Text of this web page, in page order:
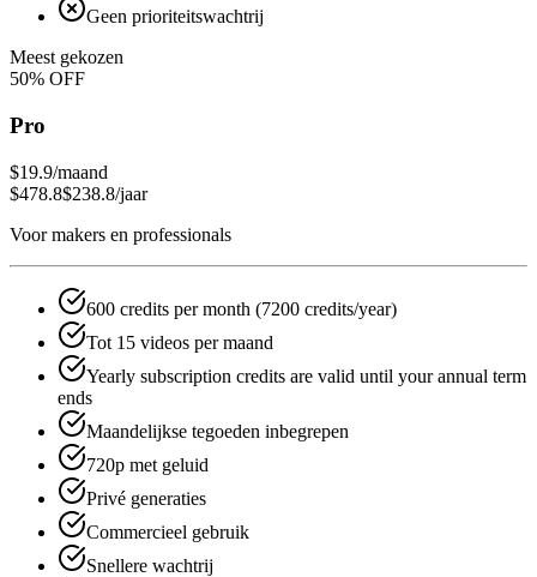
Geen prioriteitswachtrij
Meest gekozen
50% OFF
Pro
$19.9/maand
$478.8$238.8/jaar
Voor makers en professionals
600 credits per month (7200 credits/year)
Tot 15 videos per maand
Yearly subscription credits are valid until your annual term
ends
Maandelijkse tegoeden inbegrepen
720p met geluid
Privé generaties
Commercieel gebruik
Snellere wachtrij